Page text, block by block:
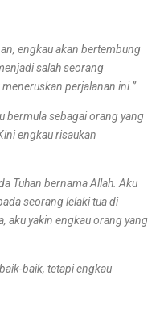
engkau akan bertembung
salah seorang
perjalanan ini.”
sebagai orang yang
engkau risaukan
bernama Allah. Aku
seorang lelaki tua di
aku yakin engkau orang yang
baik, tetapi engkau